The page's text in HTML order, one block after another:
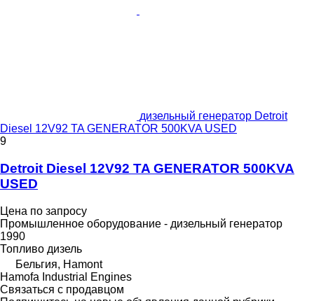
дизельный генератор Detroit
Diesel 12V92 TA GENERATOR 500KVA USED
9
Detroit Diesel 12V92 TA GENERATOR 500KVA
USED
Цена по запросу
Промышленное оборудование - дизельный генератор
1990
Топливо дизель
Бельгия, Hamont
Hamofa Industrial Engines
Связаться с продавцом